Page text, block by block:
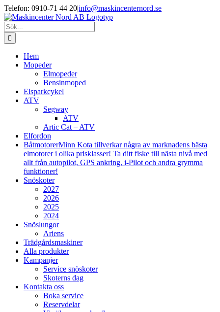
Fortsätt
till
innehållet
Facebook
Instagram
Telefon: 0910-71 44 20|info@maskincenternord.se
Sök
efter:
Hem
Mopeder
Elmopeder
Bensinmoped
Elsparkcykel
ATV
Segway
ATV
Artic Cat – ATV
Elfordon
BåtmotorerMinn Kota tillverkar några av marknadens bästa
elmotorer i olika prisklasser! Ta ditt fiske till nästa nivå med
allt från autopilot, GPS ankring, i-Pilot och andra grymma
funktioner!
Snöskoter
2027
2026
2025
2024
Snöslungor
Ariens
Trädgårdsmaskiner
Alla produkter
Kampanjer
Service snöskoter
Skoterns dag
Kontakta oss
Boka service
Reservdelar